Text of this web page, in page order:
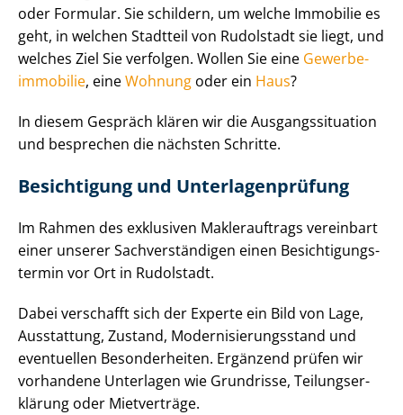
oder Formular. Sie schildern, um welche Immobilie es
geht, in welchen Stadtteil von Rudolstadt sie liegt, und
welches Ziel Sie verfolgen. Wollen Sie eine Ge­wer­be­
im­mo­bi­lie, eineWohnung oder ein Haus?
In diesem Gespräch klären wir die Aus­gangs­si­tua­ti­on
und besprechen die nächsten Schritte.
Besichtigung und Un­ter­la­gen­prü­fung
Im Rahmen des exklusiven Maklerauftrags vereinbart
einer unserer Sach­ver­stän­di­gen einen Be­sich­ti­gungs­
ter­min vor Ort in Rudolstadt.
Dabei verschafft sich der Experte ein Bild von Lage,
Ausstattung, Zustand, Mo­der­ni­sie­rungs­stand und
eventuellen Besonderheiten. Ergänzend prüfen wir
vorhandene Unterlagen wie Grundrisse, Tei­lungs­er­
klä­rung oder Mietverträge.